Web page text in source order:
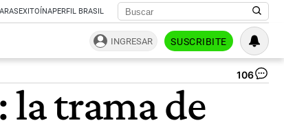
EXITOÍNAPERFIL BRASIL
INGRESAR SUSCRIBITE
106
la trama de